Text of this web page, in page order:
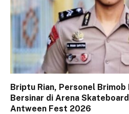
Briptu Rian, Personel
Bersinar di Arena
Antween Fest 2026